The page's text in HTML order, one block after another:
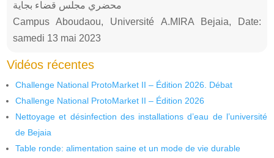
محضري مجلس قضاء بجاية
Campus Aboudaou, Université A.MIRA Bejaia, Date:
samedi 13 mai 2023
Vidéos récentes
Challenge National ProtoMarket II – Édition 2026. Débat
Challenge National ProtoMarket II – Édition 2026
Nettoyage et désinfection des installations d’eau de l’université
de Bejaia
Table ronde: alimentation saine et un mode de vie durable